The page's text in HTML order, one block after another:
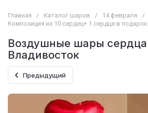
Главная / Каталог шаров / 14 февраля
/
Композиция из 10 сердец+ 1 сердце в подарок
Воздушные шары сердца
Владивосток
Предыдущий